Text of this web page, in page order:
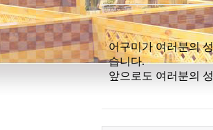
어구미가 여러분의
습니다.
앞으로도 여러분의